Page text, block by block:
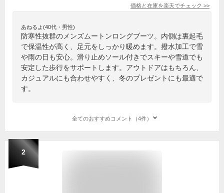
価格と在庫を楽天でチェック >>
あねるよ(40代・男性)
防寒性抜群のメンズムートンロングブーツ。内側は裏起毛
で保温性が高く、足元をしっかり暖めます。撥水加工で雪
や雨の日も安心。滑り止めソール付きでスキーや雪道でも
安定した歩行をサポートします。アウトドアはもちろん、
カジュアルにも合わせやすく、冬のプレゼントにも最適で
す。
全てのおすすめコメント（4件）
2